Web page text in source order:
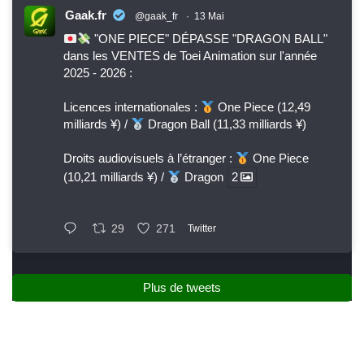
Gaak.fr @gaak_fr · 13 Mai
"ONE PIECE" DÉPASSE "DRAGON BALL"
dans les VENTES de Toei Animation sur l'année
2025 - 2026 :
Licences internationales :
One Piece (12,49
milliards ¥) /
Dragon Ball (11,33 milliards ¥)
Droits audiovisuels à l’étranger :
One Piece
(10,21 milliards ¥) /
Dragon 2
29 271 Twitter
Plus de tweets